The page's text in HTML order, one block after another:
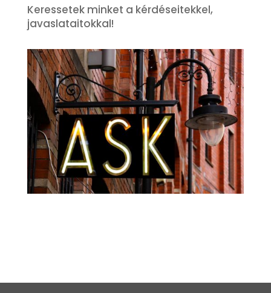
Keressetek minket a kérdéseitekkel,
javaslataitokkal!